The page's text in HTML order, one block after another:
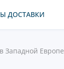
ДОСТАВКИ
Западной Европе